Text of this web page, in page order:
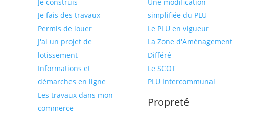
Je fais des travaux
Permis de louer
J'ai un projet de
lotissement
Informations et
démarches en ligne
Les travaux dans mon
commerce
simplifiée du PLU
Le PLU en vigueur
La Zone d'Aménagement
Différé
Le SCOT
PLU Intercommunal
Propreté